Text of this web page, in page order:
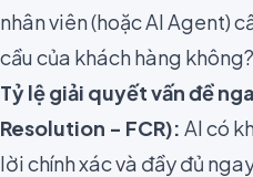
nhân viên (hoặc AI Agent)
cầu của khách hàng không?
Tỷ lệ giải quyết vấn đề
Resolution - FCR): AI có
lời chính xác và đầy đủ